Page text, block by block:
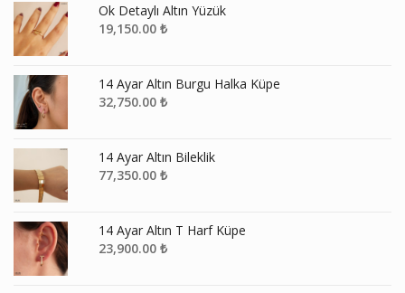
Ok Detaylı Altın Yüzük
19,150.00 ₺
14 Ayar Altın Burgu Halka Küpe
32,750.00 ₺
14 Ayar Altın Bileklik
77,350.00 ₺
14 Ayar Altın T Harf Küpe
23,900.00 ₺